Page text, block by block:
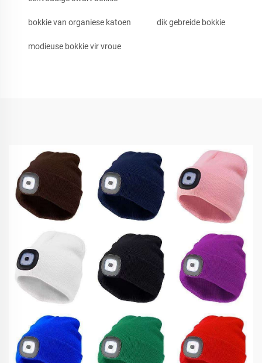
bokkie van organiese katoen dik gebreide bokkie
modieuse bokkie vir vroue